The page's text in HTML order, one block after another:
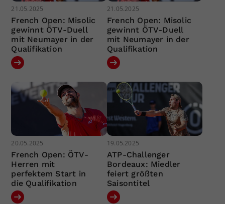
21.05.2025
French Open: Misolic
gewinnt ÖTV-Duell
mit Neumayer in der
Qualifikation
21.05.2025
French Open: Misolic
gewinnt ÖTV-Duell
mit Neumayer in der
Qualifikation
20.05.2025
French Open: ÖTV-
Herren mit
perfektem Start in
die Qualifikation
19.05.2025
ATP-Challenger
Bordeaux: Miedler
feiert größten
Saisontitel